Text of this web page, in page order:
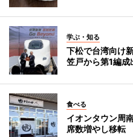
学ぶ・知る
下松で台湾向け
笠戸から第1編成
食べる
イオンタウン周
席数増やし移転